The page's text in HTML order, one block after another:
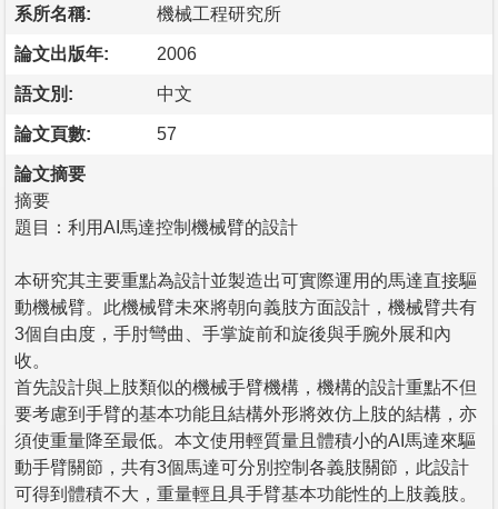
系所名稱: 機械工程研究所
論文出版年: 2006
語文別: 中文
論文頁數: 57
論文摘要
摘要
題目：利用AI馬達控制機械臂的設計
本研究其主要重點為設計並製造出可實際運用的馬達直接驅
動機械臂。此機械臂未來將朝向義肢方面設計，機械臂共有
3個自由度，手肘彎曲、手掌旋前和旋後與手腕外展和內
收。
首先設計與上肢類似的機械手臂機構，機構的設計重點不但
要考慮到手臂的基本功能且結構外形將效仿上肢的結構，亦
須使重量降至最低。本文使用輕質量且體積小的AI馬達來驅
動手臂關節，共有3個馬達可分別控制各義肢關節，此設計
可得到體積不大，重量輕且具手臂基本功能性的上肢義肢。